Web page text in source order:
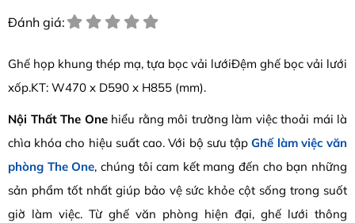
Đánh giá:
Ghế họp khung thép mạ, tựa bọc vải lướiĐệm ghế bọc vải lưới
xốp.KT: W470 x D590 x H855 (mm).
Nội Thất The Onehiểu rằng môi trường làm việc thoải mái là
chìa khóa cho hiệu suất cao. Với bộ sưu tậpGhế làm việc văn
phòng The One, chúng tôi cam kết mang đến cho bạn những
sản phẩm tốt nhất giúp bảo vệ sức khỏe cột sống trong suốt
giờ làm việc. Từ ghế văn phòng hiện đại, ghế lưới thông